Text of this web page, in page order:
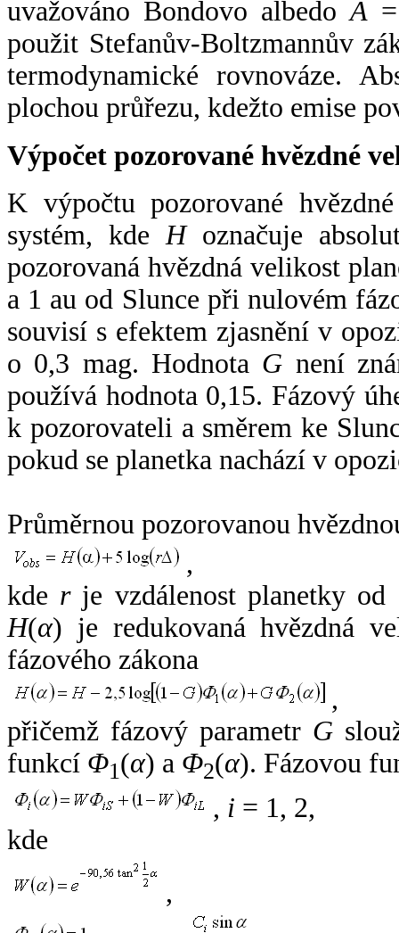
uvažováno Bondovo albedoA
použit Stefanův-Boltzmannův
termodynamické rovnováze.
plochou průřezu, kdežto emise
Výpočet pozorované hvězdné
K výpočtu pozorované
systém, kde Hoznačuje
pozorovaná hvězdná velikost
a 1 au od Slunce při nulovém
souvisí s efektem zjasnění v
o 0,3 mag. Hodnota G není
používá hodnota 0,15. Fázový
k pozorovateli a směrem ke
pokud se planetka nachází v
Průměrnou pozorovanou
,
kde rje vzdálenost planetky od
H(α) je redukovaná hvězdná
fázového zákona
,
přičemž fázový parametr G
funkcí Φ1(α) a Φ2(α). Fázovou
, i = 1, 2,
kde
,